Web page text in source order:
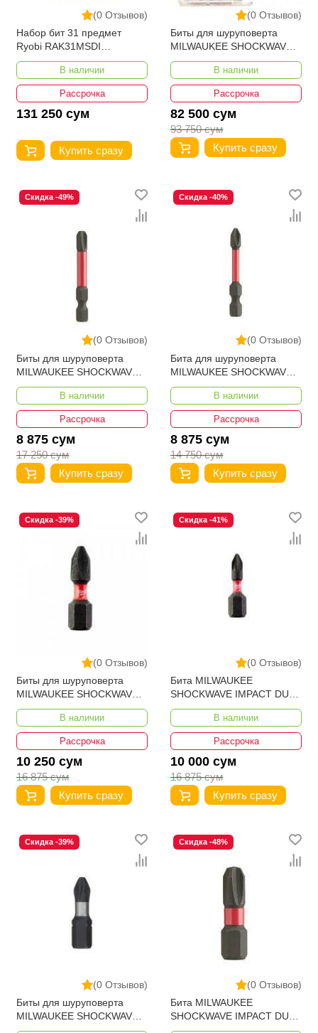
(0 Отзывов)
Набор бит 31 предмет
Ryobi RAK31MSDI
5132002817
В наличии
Рассрочка
131 250 сум
Купить сразу
(0 Отзывов)
Биты для шуруповерта
MILWAUKEE SHOCKWAV
PZ1 X 25ММ 4932430861
В наличии
Рассрочка
82 500 сум
93 750 сум
Купить сразу
(0 Отзывов)
Скидка -49%
Биты для шуруповерта
MILWAUKEE SHOCKWAVE
IMPACT DUTY PZ3 X 50ММ
4932430870В наличии
Рассрочка
8 875 сум
17 250 сум
Купить сразу
(0 Отзывов)
Скидка -40%
Бита для шуруповерта
MILWAUKEE SHOCKWAVE
IMPACT DUTY PH3 X 50ММ
4932430858В наличии
Рассрочка
8 875 сум
14 750 сум
Купить сразу
(0 Отзывов)
Скидка -39%
Биты для шуруповерта
MILWAUKEE SHOCKWAVE
IMPACT DUTY PH2 X 25
ММ (2ШТ) 4932430852
В наличии
Рассрочка
10 250 сум
16 875 сум
Купить сразу
(0 Отзывов)
Скидка -41%
Бита MILWAUKEE
SHOCKWAVE IMPACT DUTY
PH1 X 25 ММ (2ШТ)
4932430850В наличии
Рассрочка
10 000 сум
16 875 сум
Купить сразу
(0 Отзывов)
Скидка -39%
Биты для шуруповерта
MILWAUKEE SHOCKWAVE
IMPACT DUTY PH3 X 25ММ
(0 Отзывов)
Скидка -48%
Бита MILWAUKEE
SHOCKWAVE IMPACT DUTY
PZ3 X 25ММ 4932430868